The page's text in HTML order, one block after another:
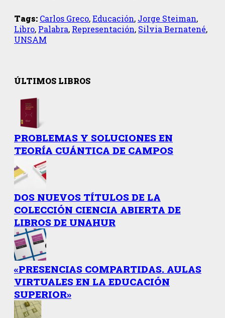
Tags: Carlos Greco,Educación, Jorge Steiman,
Libro, Palabra, Representación, Silvia Bernatené,
UNSAM
ÚLTIMOS LIBROS
PROBLEMAS Y SOLUCIONES EN
TEORÍA CUÁNTICA DE CAMPOS
DOS NUEVOS TÍTULOS DE LA
COLECCIÓN CIENCIA ABIERTA DE
LIBROS DE UNAHUR
«PRESENCIAS COMPARTIDAS. AULAS
VIRTUALES EN LA EDUCACIÓN
SUPERIOR»